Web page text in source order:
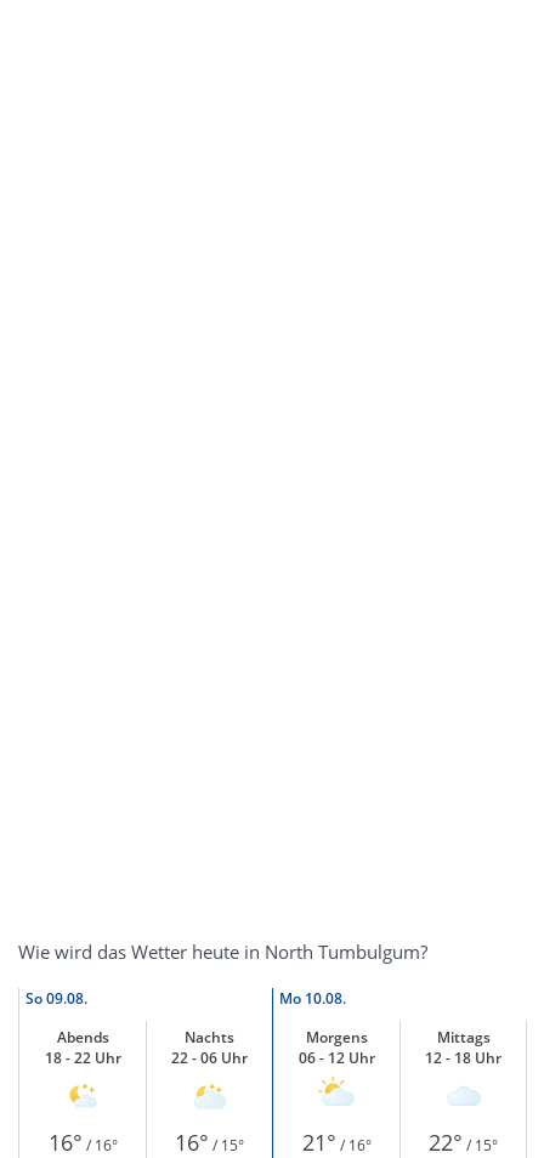
Wie wird das Wetter heute in North Tumbulgum?
So09.08. Mo 10.08.
Abends
18 - 22 Uhr
Nachts
22 - 06 Uhr
Morgens
06 - 12 Uhr
Mittags
12 - 18 Uhr
16° / 16° 16° / 15° 21° / 16° 22° / 15°